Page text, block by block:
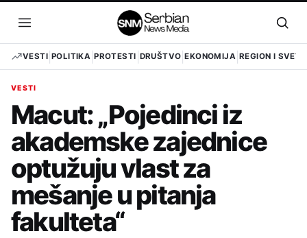
sadržaj
Otvori
meni
VESTI POLITIKA PROTESTI DRUŠTVO EKONOMIJA REGION I SVET
VESTI
Macut: „Pojedinci iz
akademske zajednice
optužuju vlast za
mešanje u pitanja
fakulteta“